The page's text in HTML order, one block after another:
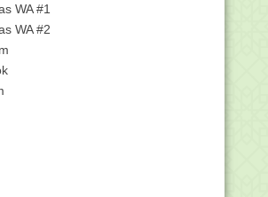
Terputus-putus; Antara Haid dan
Hadirkan Aplikasi Bank Artikel
Android
KH. Ahmad Fahmi
WA #1
WA #2